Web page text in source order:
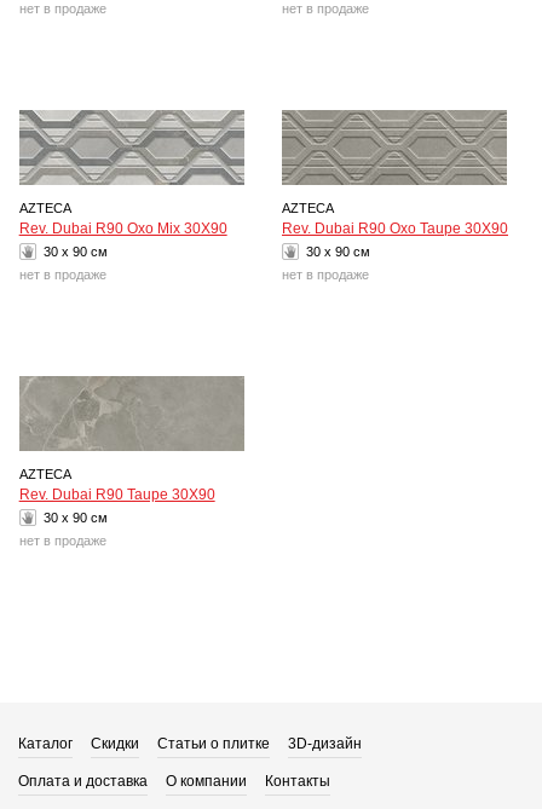
нет в продаже
нет в продаже
AZTECA
Rev. Dubai R90 Oxo Mix 30X90
30 x 90 см
нет в продаже
AZTECA
Rev. Dubai R90 Oxo Taupe 30X90
30 x 90 см
нет в продаже
AZTECA
Rev. Dubai R90 Taupe 30X90
30 x 90 см
нет в продаже
Каталог Скидки Статьи о плитке 3D-дизайн
Оплата и доставка О компании Контакты